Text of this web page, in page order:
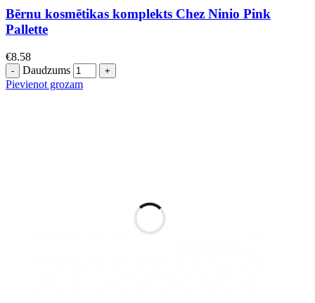
Bērnu kosmētikas komplekts Chez Ninio Pink
Pallette
€8.58
Daudzums
Pievienot grozam